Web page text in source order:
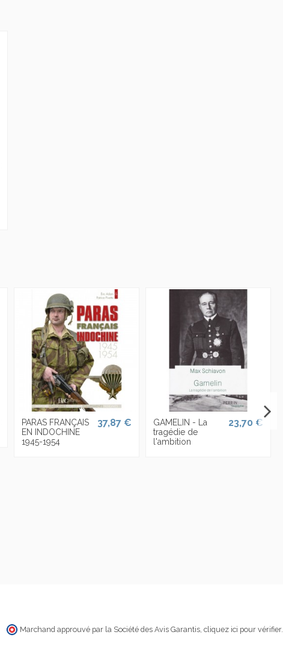
PARAS FRANÇAIS
EN INDOCHINE
1945-1954
37,87 €
GAMELIN - La
tragédie de
l'ambition
23,70 €
Marchand approuvé par la Société des Avis Garantis, cliquez ici pour vérifier.